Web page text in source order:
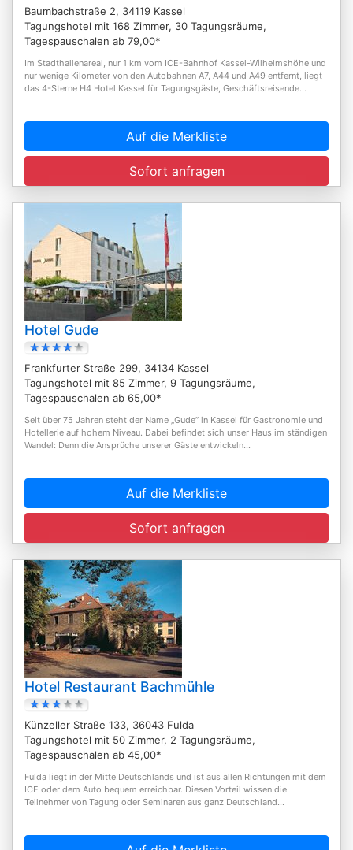
Baumbachstraße 2, 34119 Kassel
Tagungshotel mit 168 Zimmer, 30 Tagungsräume,
Tagespauschalen ab 79,00*
Im Stadthallenareal, nur 1 km vom ICE-Bahnhof Kassel-Wilhelmshöhe und
nur wenige Kilometer von den Autobahnen A7, A44 und A49 entfernt, liegt
das 4-Sterne H4 Hotel Kassel für Tagungsgäste, Geschäftsreisende...
Auf die Merkliste
Sofort anfragen
Hotel Gude
Frankfurter Straße 299, 34134 Kassel
Tagungshotel mit 85 Zimmer, 9 Tagungsräume,
Tagespauschalen ab 65,00*
Seit über 75 Jahren steht der Name „Gude” in Kassel für Gastronomie und
Hotellerie auf hohem Niveau. Dabei befindet sich unser Haus im ständigen
Wandel: Denn die Ansprüche unserer Gäste entwickeln...
Auf die Merkliste
Sofort anfragen
Hotel Restaurant Bachmühle
Künzeller Straße 133, 36043 Fulda
Tagungshotel mit 50 Zimmer, 2 Tagungsräume,
Tagespauschalen ab 45,00*
Fulda liegt in der Mitte Deutschlands und ist aus allen Richtungen mit dem
ICE oder dem Auto bequem erreichbar. Diesen Vorteil wissen die
Teilnehmer von Tagung oder Seminaren aus ganz Deutschland...